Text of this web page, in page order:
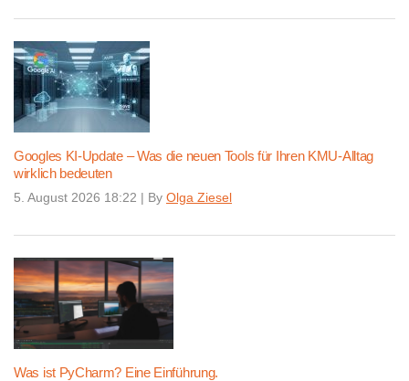
Googles KI-Update – Was die neuen Tools für Ihren KMU-Alltag
wirklich bedeuten
5. August 2026 18:22 | By Olga Ziesel
Was ist PyCharm? Eine Einführung.